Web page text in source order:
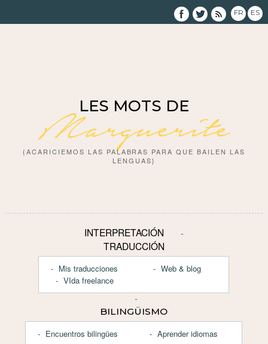
FR ES
LES MOTS DE
Marguerite
{ACARICIEMOS LAS PALABRAS PARA QUE BAILEN LAS
LENGUAS}
INTERPRETACIÓN
TRADUCCIÓN
Mis traducciones
VIda freelance
Web & blog
BILINGÜISMO
Encuentros bilingües
Aprender idiomas